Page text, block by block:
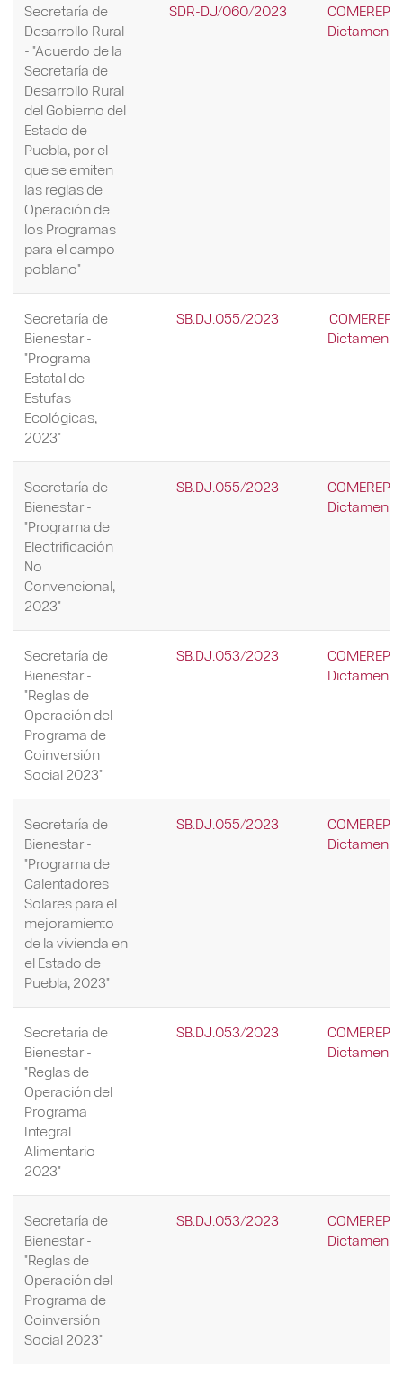
Secretaría de
Desarrollo Rural
- "Acuerdo de la
Secretaría de
Desarrollo Rural
del Gobierno del
Estado de
Puebla, por el
que se emiten
las reglas de
Operación de
los Programas
para el campo
poblano"
SDR-DJ/060/2023
Dictamen
Secretaría de
Bienestar -
"Programa
Estatal de
Estufas
Ecológicas,
2023"
SB.DJ.055/2023
Dictamen
Secretaría de
Bienestar -
"Programa de
Electrificación
No
Convencional,
2023"
SB.DJ.055/2023
Dictamen
Secretaría de
Bienestar -
"Reglas de
Operación del
Programa de
Coinversión
Social 2023"
SB.DJ.053/2023
Dictamen
Secretaría de
Bienestar -
"Programa de
Calentadores
Solares para el
mejoramiento
de la vivienda en
el Estado de
Puebla, 2023"
SB.DJ.055/2023
Dictamen
Secretaría de
Bienestar -
"Reglas de
Operación del
Programa
Integral
Alimentario
2023"
SB.DJ.053/2023
Dictamen
Secretaría de
Bienestar -
"Reglas de
Operación del
Programa de
Coinversión
Social 2023"
SB.DJ.053/2023
Dictamen